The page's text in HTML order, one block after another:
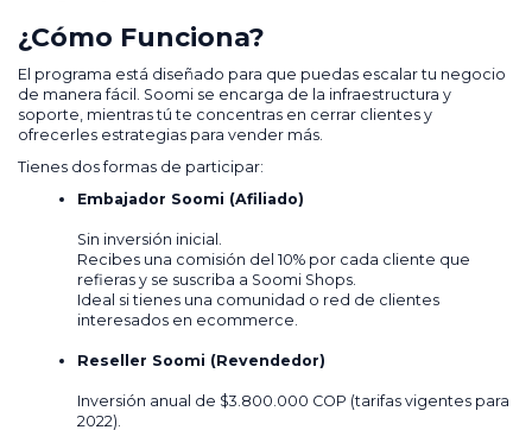
¿Cómo Funciona?
El programa está diseñado para que puedas escalar tu negocio
de manera fácil. Soomi se encarga de la infraestructura y
soporte, mientras tú te concentras en cerrar clientes y
ofrecerles estrategias para vender más.
Tienes dos formas de participar:
Embajador Soomi (Afiliado)
Sin inversión inicial.
Recibes una comisión del 10% por cada cliente que
refieras y se suscriba a Soomi Shops.
Ideal si tienes una comunidad o red de clientes
interesados en ecommerce.
Reseller Soomi (Revendedor)
Inversión anual de $3.800.000 COP (tarifas vigentes para
2022).